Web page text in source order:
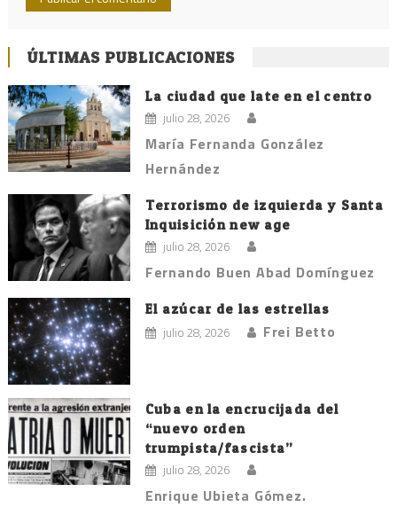
ÚLTIMAS PUBLICACIONES
La ciudad que late en el centro
julio 28, 2026
María Fernanda González
Hernández
Terrorismo de izquierda y Santa
Inquisición new age
julio 28, 2026
Fernando Buen Abad Domínguez
El azúcar de las estrellas
julio 28, 2026 Frei Betto
Cuba en la encrucijada del
“nuevo orden
trumpista/fascista”
julio 28, 2026
Enrique Ubieta Gómez.